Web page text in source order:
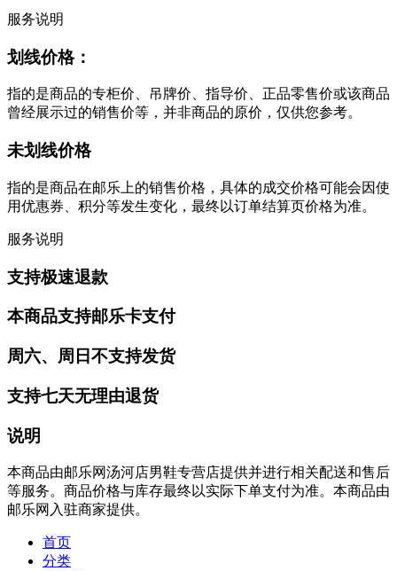
服务说明
划线价格：
指的是商品的专柜价、吊牌价、指导价、正品零售价或该商品
曾经展示过的销售价等，并非商品的原价，仅供您参考。
未划线价格
指的是商品在邮乐上的销售价格，具体的成交价格可能会因使
用优惠券、积分等发生变化，最终以订单结算页价格为准。
服务说明
支持极速退款
本商品支持邮乐卡支付
周六、周日不支持发货
支持七天无理由退货
说明
本商品由邮乐网汤河店男鞋专营店提供并进行相关配送和售后
等服务。商品价格与库存最终以实际下单支付为准。本商品由
邮乐网入驻商家提供。
首页
分类